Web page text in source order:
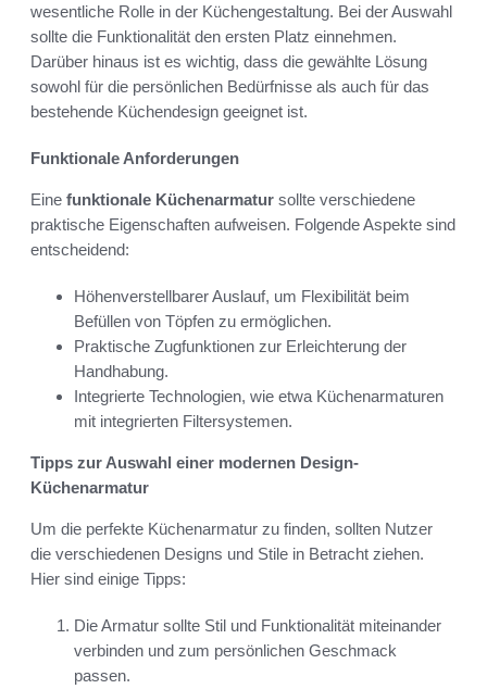
wesentliche Rolle in der Küchengestaltung. Bei der Auswahl
sollte die Funktionalität den ersten Platz einnehmen.
Darüber hinaus ist es wichtig, dass die gewählte Lösung
sowohl für die persönlichen Bedürfnisse als auch für das
bestehende Küchendesign geeignet ist.
Funktionale Anforderungen
Eine funktionale Küchenarmatur sollte verschiedene
praktische Eigenschaften aufweisen. Folgende Aspekte sind
entscheidend:
Höhenverstellbarer Auslauf, um Flexibilität beim
Befüllen von Töpfen zu ermöglichen.
Praktische Zugfunktionen zur Erleichterung der
Handhabung.
Integrierte Technologien, wie etwa Küchenarmaturen
mit integrierten Filtersystemen.
Tipps zur Auswahl einer modernen Design-
Küchenarmatur
Um die perfekte Küchenarmatur zu finden, sollten Nutzer
die verschiedenen Designs und Stile in Betracht ziehen.
Hier sind einige Tipps:
Die Armatur sollte Stil und Funktionalität miteinander
verbinden und zum persönlichen Geschmack
passen.